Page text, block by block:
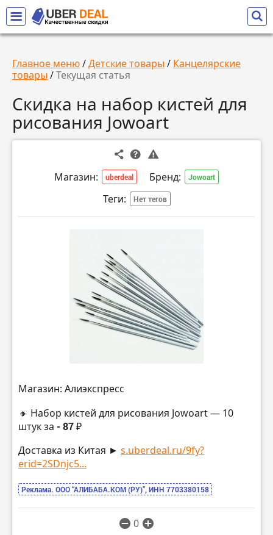
Главное меню/Детские товары / Канцелярские
товары /Текущая статья
Скидка на набор кистей для
рисования Jowoart
Магазин: uberdeal Бренд: Jowoart
Теги: Нет тегов
Магазин: Алиэкспресс
🔸 Набор кистей для рисования Jowoart — 10
штук за - 87 ₽
Доставка из Китая ► s.uberdeal.ru/9fy?
erid=2SDnjc5...
Реклама. ООО “АЛИБАБА.КОМ (РУ)”, ИНН 7703380158
0